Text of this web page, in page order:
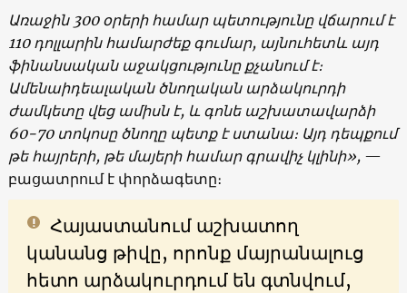
Առաջին 300 օրերի համար պետությունը վճարում է
110 դոլլարին համարժեք գումար, այնուհետև այդ
ֆինանսական աջակցությունը քչանում է։
Ամենաիդեալական ծնողական արձակուրդի
ժամկետը վեց ամիսն է, և գոնե աշխատավարձի
60-70 տոկոսը ծնողը պետք է ստանա։ Այդ դեպքում
թե հայրերի, թե մայերի համար գրավիչ կլինի»,—
բացատրում է փորձագետը։
Հայաստանում աշխատող
կանանց թիվը, որոնք մայրանալուց
հետո արձակուրդում են գտնվում,